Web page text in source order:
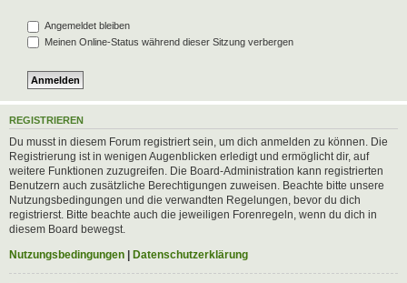
Angemeldet bleiben
Meinen Online-Status während dieser Sitzung verbergen
REGISTRIEREN
Du musst in diesem Forum registriert sein, um dich anmelden zu können. Die
Registrierung ist in wenigen Augenblicken erledigt und ermöglicht dir, auf
weitere Funktionen zuzugreifen. Die Board-Administration kann registrierten
Benutzern auch zusätzliche Berechtigungen zuweisen. Beachte bitte unsere
Nutzungsbedingungen und die verwandten Regelungen, bevor du dich
registrierst. Bitte beachte auch die jeweiligen Forenregeln, wenn du dich in
diesem Board bewegst.
Nutzungsbedingungen | Datenschutzerklärung